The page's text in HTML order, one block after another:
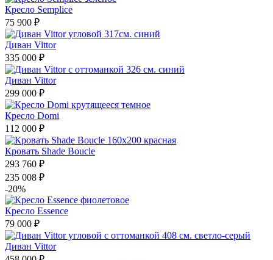
Кресло Semplice
75 900 ₽
Диван Vittor
335 000 ₽
Диван Vittor
299 000 ₽
Кресло Domi
112 000 ₽
Кровать Shade Boucle
293 760 ₽
235 008 ₽
-20%
Кресло Essence
79 000 ₽
Диван Vittor